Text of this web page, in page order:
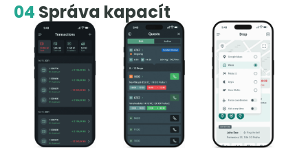
04 Správa kapacít